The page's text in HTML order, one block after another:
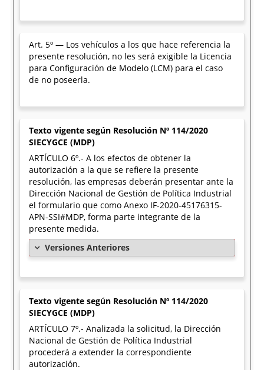
Art. 5º — Los vehículos a los que hace referencia la
presente resolución, no les será exigible la Licencia
para Configuración de Modelo (LCM) para el caso
de no poseerla.
Texto vigente según Resolución Nº 114/2020
SIECYGCE (MDP)
ARTÍCULO 6º.- A los efectos de obtener la
autorización a la que se refiere la presente
resolución, las empresas deberán presentar ante la
Dirección Nacional de Gestión de Política Industrial
el formulario que como Anexo IF-2020-45176315-
APN-SSI#MDP, forma parte integrante de la
presente medida.
Versiones Anteriores
Texto vigente según Resolución Nº 114/2020
SIECYGCE (MDP)
ARTÍCULO 7º.- Analizada la solicitud, la Dirección
Nacional de Gestión de Política Industrial
procederá a extender la correspondiente
autorización.